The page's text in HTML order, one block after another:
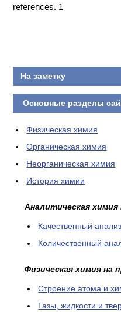
references. 1
На заметку
Основные разделы
Физическая химия
Органическая химия
Неорганическая химия
История химии
Аналитическая химия
Качественный анализ
Количественный
Физическая химия на
Cтроение атома и
Газы, жидкости и